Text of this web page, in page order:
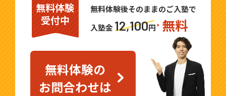
無料体験
受付中
無料体験後そのままのご入塾で
入塾金 12,100円 無料
無料体験の
お問合わせは